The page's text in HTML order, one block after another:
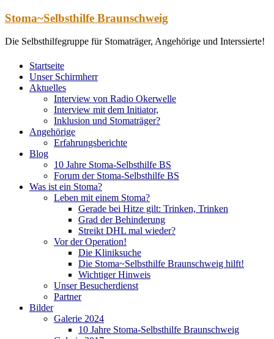
Zum
springen
Stoma~Selbsthilfe Braunschweig
Die Selbsthilfegruppe für Stomaträger, Angehörige und Interssierte!
Startseite
Unser Schirmherr
Aktuelles
Interview von Radio Okerwelle
Interview mit dem Initiator,
Inklusion und Stomaträger?
Angehörige
Erfahrungsberichte
Blog
10 Jahre Stoma-Selbsthilfe BS
Forum der Stoma-Selbsthilfe BS
Was ist ein Stoma?
Leben mit einem Stoma?
Gerade bei Hitze gilt: Trinken, Trinken
Grad der Behinderung
Streikt DHL mal wieder?
Vor der Operation!
Die Kliniksuche
Die Stoma~Selbsthilfe Braunschweig hilft!
Wichtiger Hinweis
Unser Besucherdienst
Partner
Bilder
Galerie 2024
10 Jahre Stoma-Selbsthilfe Braunschweig